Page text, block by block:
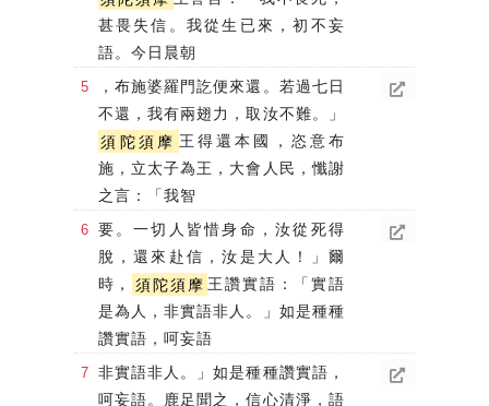
甚畏失信。我從生已來，初不妄
語。今日晨朝
，布施婆羅門訖便來還。若過七日
不還，我有兩翅力，取汝不難。」
須陀須摩 王得還本國，恣意布
施，立太子為王，大會人民，懺謝
之言：「我智
要。一切人皆惜身命，汝從死得
脫，還來赴信，汝是大人！」爾
時，
須陀須摩 王讚實語：「實語
是為人，非實語非人。」如是種種
讚實語，呵妄語
非實語非人。」如是種種讚實語，
呵妄語。鹿足聞之，信心清淨，語